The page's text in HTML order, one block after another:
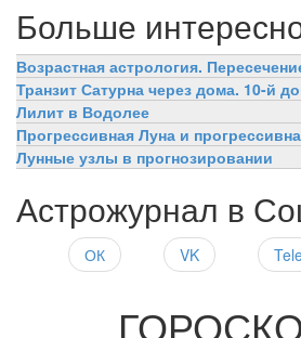
Больше
Возрастная астрология.
Транзит Сатурна через дома. 10-й
Лилит в Водолее
Прогрессивная Луна и
Лунные узлы в прогнозировании
Астрожурнал в
ОК VK